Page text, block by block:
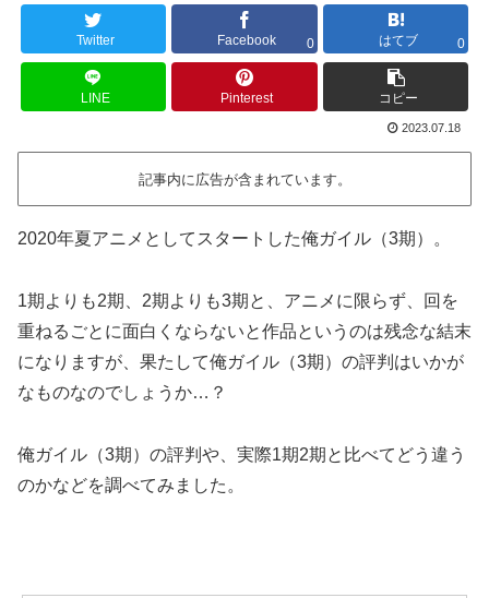
Twitter Facebook 0 はてブ 0
LINE Pinterest コピー
2023.07.18
記事内に広告が含まれています。
2020年夏アニメとしてスタートした俺ガイル（3期）。
1期よりも2期、2期よりも3期と、アニメに限らず、回を
重ねるごとに面白くならないと作品というのは残念な結末
になりますが、果たして俺ガイル（3期）の評判はいかが
なものなのでしょうか…？
俺ガイル（3期）の評判や、実際1期2期と比べてどう違う
のかなどを調べてみました。